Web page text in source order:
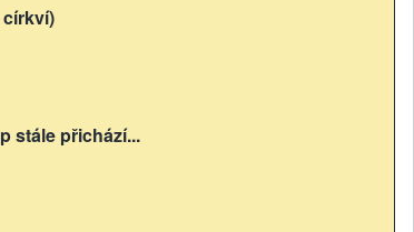
stále přichází...